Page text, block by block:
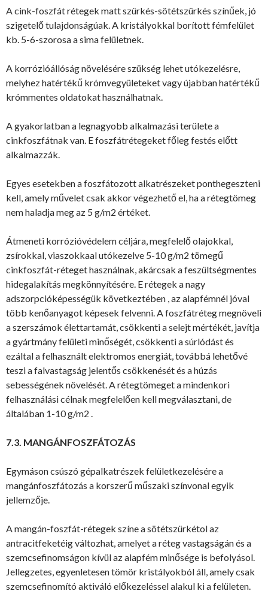
A cink-foszfát rétegek matt szürkés-sötétszürkés színűek, jó
szigetelő tulajdonságúak. A kristályokkal borított fémfelület
kb. 5-6-szorosa a sima felületnek.
A korrózióállóság növelésére szükség lehet utókezelésre,
melyhez hatértékű krómvegyületeket vagy újabban hatértékű
krómmentes oldatokat használhatnak.
A gyakorlatban a legnagyobb alkalmazási területe a
cinkfoszfátnak van. E foszfátrétegeket főleg festés előtt
alkalmazzák.
Egyes esetekben a foszfátozott alkatrészeket ponthegeszteni
kell, amely művelet csak akkor végezhető el, ha a rétegtömeg
nem haladja meg az 5 g/m2 értéket.
Átmeneti korrózióvédelem céljára, megfelelő olajokkal,
zsírokkal, viaszokkaal utókezelve 5-10 g/m2 tömegű
cinkfoszfát-réteget használnak, akárcsak a feszültségmentes
hidegalakítás megkönnyítésére. E rétegek a nagy
adszorpcióképességük következtében , az alapfémnél jóval
több kenőanyagot képesek felvenni. A foszfátréteg megnöveli
a szerszámok élettartamát, csökkenti a selejt mértékét, javítja
a gyártmány felületi minőségét, csökkenti a súrlódást és
ezáltal a felhasznált elektromos energiát, továbbá lehetővé
teszi a falvastagság jelentős csökkenését és a húzás
sebességének növelését. A rétegtömeget a mindenkori
felhasználási célnak megfelelően kell megválasztani, de
általában 1-10 g/m2 .
7.3. MANGÁNFOSZFÁTOZÁS
Egymáson csúszó gépalkatrészek felületkezelésére a
mangánfoszfátozás a korszerű műszaki színvonal egyik
jellemzője.
A mangán-foszfát-rétegek színe a sötétszürkétol az
antracitfeketéig változhat, amelyet a réteg vastagságán és a
szemcsefinomságon kívül az alapfém minősége is befolyásol.
Jellegzetes, egyenletesen tömör kristályokból áll, amely csak
szemcsefinomító aktiváló előkezeléssel alakul ki a felületen.